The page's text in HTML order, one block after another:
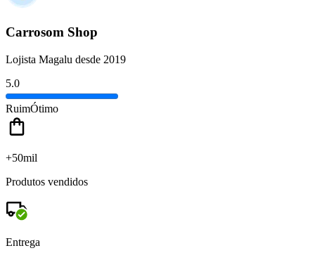
Carrosom Shop
Lojista Magalu desde 2019
5.0
RuimÓtimo
+50mil
Produtos vendidos
Entrega